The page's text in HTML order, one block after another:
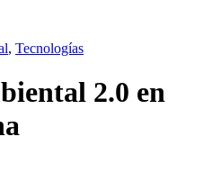
, Tecnologías
2.0 en